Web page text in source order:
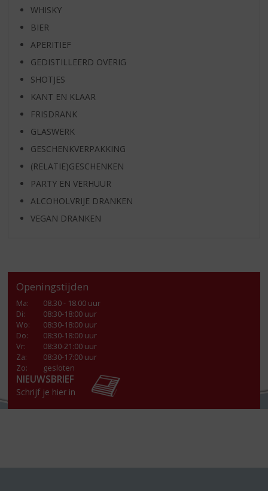
WHISKY
BIER
APERITIEF
GEDISTILLEERD OVERIG
SHOTJES
KANT EN KLAAR
FRISDRANK
GLASWERK
GESCHENKVERPAKKING
(RELATIE)GESCHENKEN
PARTY EN VERHUUR
ALCOHOLVRIJE DRANKEN
VEGAN DRANKEN
Openingstijden
Ma:
08.30 - 18.00 uur
Di:
08:30-18:00 uur
Wo:
08:30-18:00 uur
Do:
08:30-18:00 uur
Vr:
08:30-21:00 uur
Za:
08:30-17:00 uur
Zo:
gesloten
NIEUWSBRIEF
Schrijf je hier in